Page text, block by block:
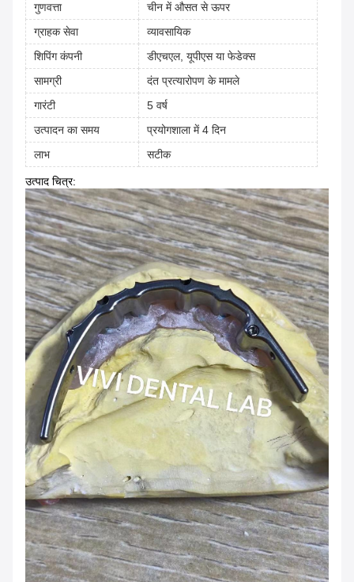
गुणवत्ता
चीन में औसत से ऊपर
ग्राहक सेवा
व्यावसायिक
शिपिंग कंपनी
डीएचएल, यूपीएस या फेडेक्स
सामग्री
दंत प्रत्यारोपण के मामले
गारंटी
5 वर्ष
उत्पादन का समय
प्रयोगशाला में 4 दिन
लाभ
सटीक
उत्पाद चित्र: